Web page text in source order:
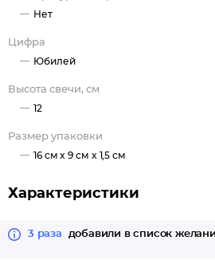
Нет
Цифра
Юбилей
Высота свечи, см
12
Размер упаковки
16 см x 9 см x 1,5 см
Характеристики
3 раза добавили в список